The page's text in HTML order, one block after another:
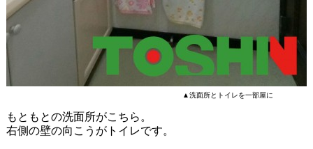
▲洗面所とトイレを一部屋に
もともとの洗面所がこちら。
右側の壁の向こうがトイレです。